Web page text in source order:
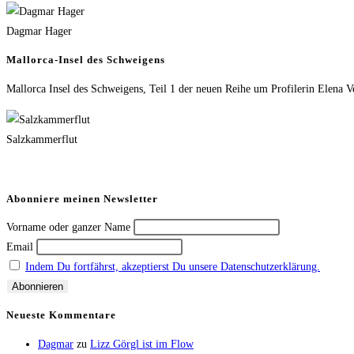
Bree
–
und
Dagmar Hager
Mallorca-Insel des Schweigens
Mallorca Insel des Schweigens, Teil 1 der neuen Reihe um Profilerin Elena
Salzkammerflut
Abonniere meinen Newsletter
Vorname oder ganzer Name
Email
Indem Du fortfährst, akzeptierst Du unsere Datenschutzerklärung.
Neueste Kommentare
Dagmar zu Lizz Görgl ist im Flow